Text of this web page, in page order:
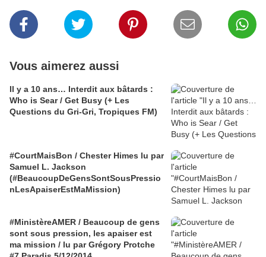
Vous aimerez aussi
Il y a 10 ans… Interdit aux bâtards :
Who is Sear / Get Busy (+ Les
Questions du Gri-Gri, Tropiques FM)
#CourtMaisBon / Chester Himes lu par
Samuel L. Jackson
(#BeaucoupDeGensSontSousPressio
nLesApaiserEstMaMission)
#MinistèreAMER / Beaucoup de gens
sont sous pression, les apaiser est
ma mission / lu par Grégory Protche